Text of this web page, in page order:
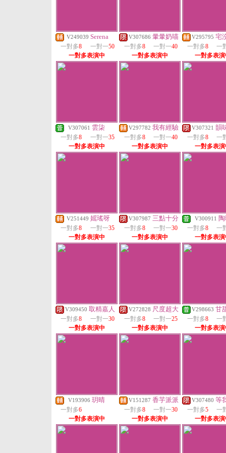
V249039 Serena
一對多8 一對一50
一對多表演中
V307686 暈暈奶喵
一對多8 一對一40
一對多表演中
V295795 宅
一對多8
一
一對多表
V307061 雲柒
一對多8 一對一35
一對多表演中
V297782 我有經驗
一對多8 一對一40
一對多表演中
V307321 韻
一對多8
一
一對多表
V251449 媱瑤呀
一對多8 一對一35
一對多表演中
V307987 三點十分
一對多8 一對一30
一對多表演中
V300911
一對多8
一
一對多表
V309450 取精嘉人
一對多8 一對一30
一對多表演中
V272828 尺度超大
一對多8 一對一25
一對多表演中
V298663 甘
一對多8
一
一對多表
V193906 玥晴
一對多6
一對多表演中
V151287 香芋派派
一對多8 一對一30
一對多表演中
V307480 等
一對多5
一
一對多表